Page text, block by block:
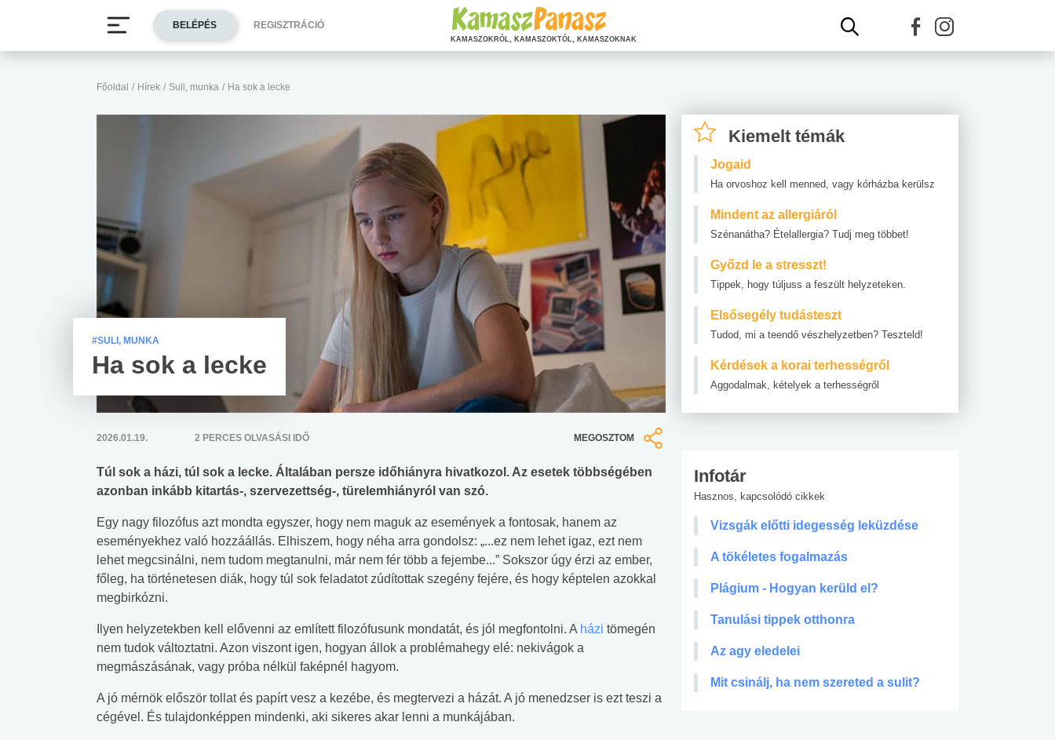
Főoldal / Hírek / Suli, munka / Ha sok a lecke
#SULI, MUNKA
Ha sok a lecke
2026.01.19. 2 PERCES OLVASÁSI IDŐ MEGOSZTOM
Túl sok a házi, túl sok a lecke. Általában persze időhiányra hivatkozol. Az esetek többségében
azonban inkább kitartás-, szervezettség-, türelemhiányról van szó.
Egy nagy filozófus azt mondta egyszer, hogy nem maguk az események a fontosak, hanem az
eseményekhez való hozzáállás. Elhiszem, hogy néha arra gondolsz: „...ez nem lehet igaz, ezt nem
lehet megcsinálni, nem tudom megtanulni, már nem fér több a fejembe...” Sokszor úgy érzi az ember,
főleg, ha történetesen diák, hogy túl sok feladatot zúdítottak szegény fejére, és hogy képtelen azokkal
megbirkózni.
Ilyen helyzetekben kell elővenni az említett filozófusunk mondatát, és jól megfontolni. A házi tömegén
nem tudok változtatni. Azon viszont igen, hogyan állok a problémahegy elé: nekivágok a
megmászásának, vagy próba nélkül faképnél hagyom.
A jó mérnök először tollat és papírt vesz a kezébe, és megtervezi a házát. A jó menedzser is ezt teszi a
cégével. És tulajdonképpen mindenki, aki sikeres akar lenni a munkájában.
Kiemelt témák
Jogaid
Ha orvoshoz kell menned, vagy kórházba kerülsz
Mindent az allergiáról
Szénanátha? Ételallergia? Tudj meg többet!
Győzd le a stresszt!
Tippek, hogy túljuss a feszült helyzeteken.
Elsősegély tudásteszt
Tudod, mi a teendő vészhelyzetben? Teszteld!
Kérdések a korai terhességről
Aggodalmak, kételyek a terhességről
Infotár
Hasznos, kapcsolódó cikkek
Vizsgák előtti idegesség leküzdése
A tökéletes fogalmazás
Plágium - Hogyan kerüld el?
Tanulási tippek otthonra
Az agy eledelei
Mit csinálj, ha nem szereted a sulit?
BELÉPÉS REGISZTRÁCIÓ
KAMASZOKRÓL, KAMASZOKTÓL, KAMASZOKNAK